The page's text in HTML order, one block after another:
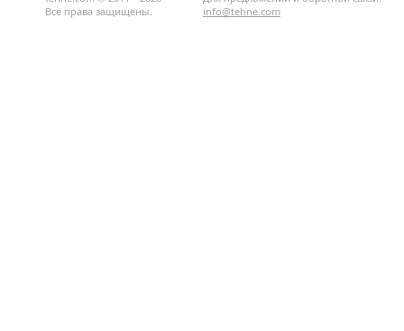
Все права защищены.
info@tehne.com